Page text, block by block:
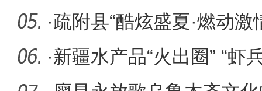
冬备“口
·疏附县“酷炫盛夏·燃动
大赛
·新疆水产品“火出圈” “虾